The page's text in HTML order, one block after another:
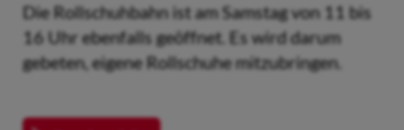
Die Rollschuhbahn ist am Samstag von 11 bis
16 Uhr ebenfalls geöffnet. Es wird darum
gebeten, eigene Rollschuhe mitzubringen.